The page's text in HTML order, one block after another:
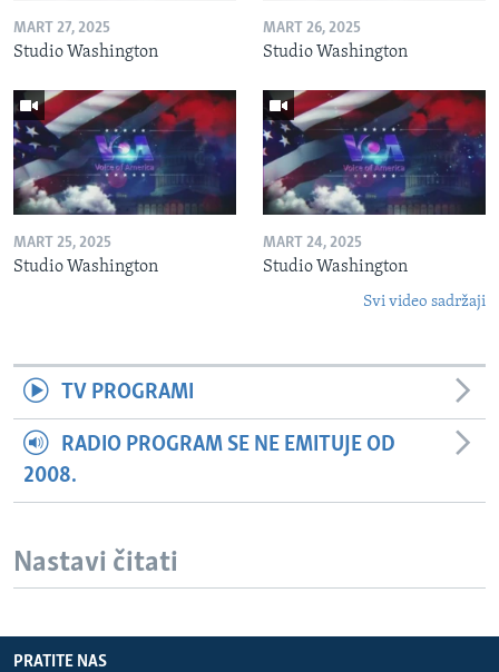
MART 27, 2025
Studio Washington
MART 26, 2025
Studio Washington
MART 25, 2025
Studio Washington
MART 24, 2025
Studio Washington
Svi video sadržaji
TV PROGRAMI
RADIO PROGRAM SE NE EMITUJE OD
2008.
Nastavi čitati
PRATITE NAS